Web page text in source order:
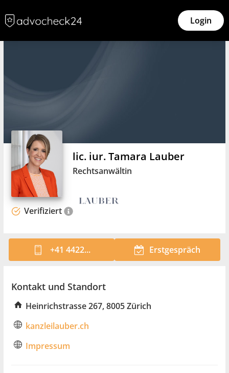
Login
Verifiziert
lic. iur. Tamara Lauber
Rechtsanwältin
+41 4422... Erstgespräch
Kontakt und Standort
Heinrichstrasse 267, 8005 Zürich
kanzleilauber.ch
Impressum